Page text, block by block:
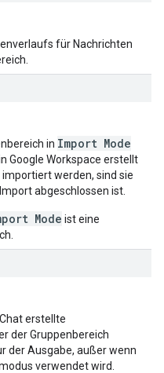
für Nachrichten
in Import Mode
Google Workspace erstellt
werden, sind sie
abgeschlossen ist.
Mode ist eine
erstellte
der Gruppenbereich
der Ausgabe, außer wenn
verwendet wird.